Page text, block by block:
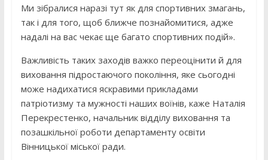
Ми зібралися наразі тут як для спортивних змагань,
так і для того, щоб ближче познайомитися, адже
надалі на вас чекає ще багато спортивних подій».
Важливість таких заходів важко переоцінити й для
виховання підростаючого покоління, яке сьогодні
може надихатися яскравими прикладами
патріотизму та мужності наших воїнів, каже Наталія
Перекрестенко, начальник відділу виховання та
позашкільної роботи департаменту освіти
Вінницької міської ради.